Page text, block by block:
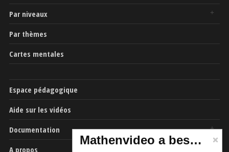
Par niveaux
Par thèmes
Cartes mentales
Espace pédagogique
Aide sur les vidéos
Documentation
A propos
Mathenvideo a besoin de vous